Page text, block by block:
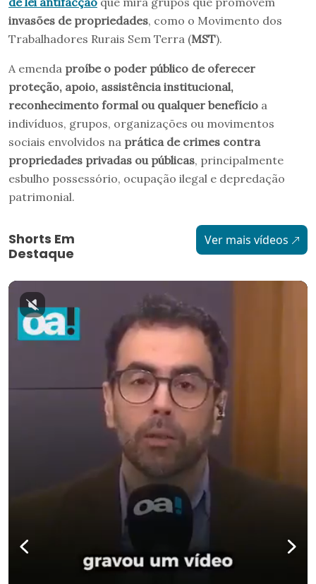
invasões de propriedades, como o Movimento dos
Trabalhadores Rurais Sem Terra (MST).
A emenda proíbe o poder público de oferecer
proteção, apoio, assistência institucional,
reconhecimento formal ou qualquer benefício a
indivíduos, grupos, organizações ou movimentos
sociais envolvidos na prática de crimes contra
propriedades privadas ou públicas, principalmente
esbulho possessório, ocupação ilegal e depredação
patrimonial.
Shorts Em
Destaque
Ver mais vídeos